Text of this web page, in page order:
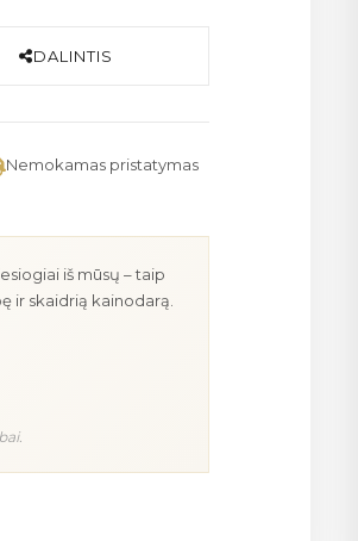
DALINTIS
Nemokamas pristatymas
iš mūsų – taip
ir skaidrią kainodarą.